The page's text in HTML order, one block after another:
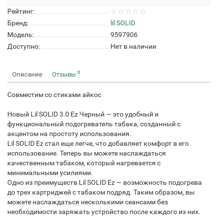
Рейтинг:
Бренд:
lil SOLID
Модель:
9597906
Доступно:
Нет в наличии
Описание Отзывы 0
Совместим со стиками айкос
Новый Lil SOLID 3.0 Ez Черный — это удобный и
функциональный подогреватель табака, созданный с
акцентом на простоту использования.
Lil SOLID Ez стал еще легче, что добавляет комфорт в его
использование. Теперь вы можете наслаждаться
качественным табаком, который нагревается с
минимальными усилиями.
Одно из преимуществ Lil SOLID Ez — возможность подогрева
до трех картриджей с табаком подряд. Таким образом, вы
можете наслаждаться несколькими сеансами без
необходимости заряжать устройство после каждого из них.